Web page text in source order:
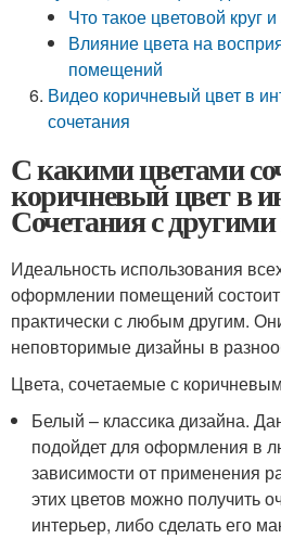
Что такое цветовой круг
Влияние цвета на
помещений
Видео коричневый цвет в
сочетания
С какими цветами
коричневый цвет в
Сочетания с
Идеальность использования
оформлении помещений состоит
практически с любым другим.
неповторимые дизайны в
Цвета, сочетаемые с
Белый – классика дизайна.
подойдет для оформления в
зависимости от применения
этих цветов можно получить
интерьер, либо сделать его